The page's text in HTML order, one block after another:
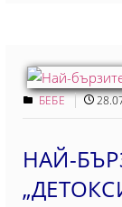
БЕБЕ
НАЙ-